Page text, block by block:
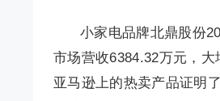
小家电品牌北鼎股份
市场营收6384.32万元，
亚马逊上的热卖产品证明